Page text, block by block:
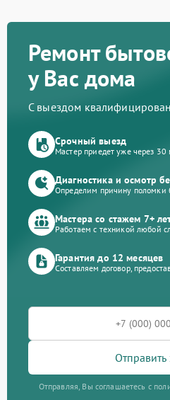
Ремонт
у Вас дома
С выездом
Срочный выезд
Мастер приедет уже через 30
Диагностика и осмотр
Определим причину поломки
Мастера со стажем 7+
Работаем с техникой любой
Гарантия до 12 месяцев
Составляем договор,
Отправить
Отправляя, Вы соглашаетесь с